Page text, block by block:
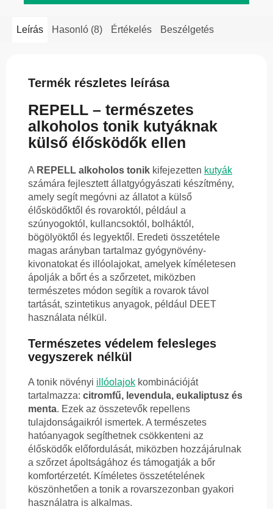
Leírás Hasonló (8) Értékelés Beszélgetés
Termék részletes leírása
REPELL – természetes
alkoholos tonik kutyáknak
külső élősködők ellen
A REPELL alkoholos tonik kifejezetten kutyák
számára fejlesztett állatgyógyászati készítmény,
amely segít megóvni az állatot a külső
élősködőktől és rovaroktól, például a
szúnyogoktól, kullancsoktól, bolháktól,
bögölyöktől és legyektől. Eredeti összetétele
magas arányban tartalmaz gyógynövény-
kivonatokat és illóolajokat, amelyek kíméletesen
ápolják a bőrt és a szőrzetet, miközben
természetes módon segítik a rovarok távol
tartását, szintetikus anyagok, például DEET
használata nélkül.
Természetes védelem felesleges
vegyszerek nélkül
A tonik növényi illóolajok kombinációját
tartalmazza: citromfű, levendula, eukaliptusz és
menta. Ezek az összetevők repellens
tulajdonságaikról ismertek. A természetes
hatóanyagok segíthetnek csökkenteni az
élősködők előfordulását, miközben hozzájárulnak
a szőrzet ápoltságához és támogatják a bőr
komfortérzetét. Kíméletes összetételének
köszönhetően a tonik a rovarszezonban gyakori
használatra is alkalmas.